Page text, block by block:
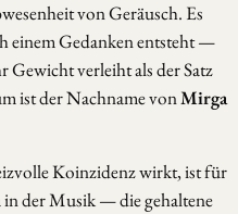
von Geräusch. Es
einem Gedanken entsteht —
Gewicht verleiht als der Satz
ist der Nachname vonMirga
Koinzidenz wirkt, ist für
der Musik — die gehaltene